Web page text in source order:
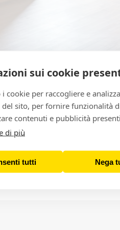
sui cookie
cookie per raccogliere e
sito, per fornire funzionalità
contenuti e pubblicità
di più
tutti Nega